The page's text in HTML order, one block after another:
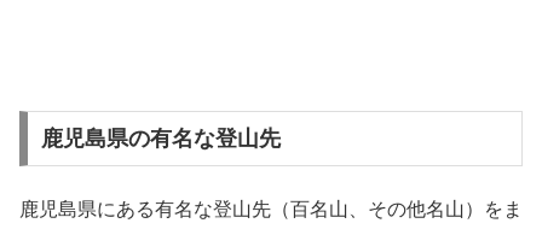
鹿児島県の有名な登山先
鹿児島県にある有名な登山先（百名山、その他名山）をま